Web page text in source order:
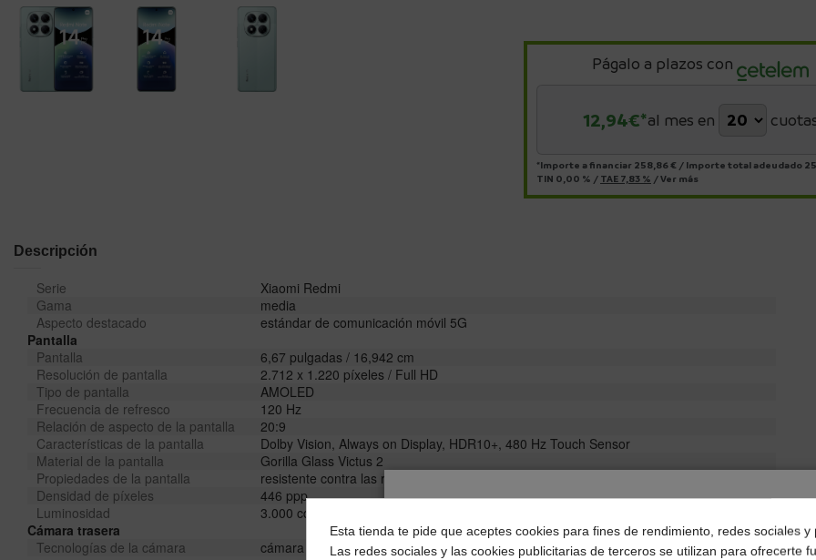
Págalo a plazos con
12,94€*al mes en
*Importe a financiar 258,86 € / Importe total adeudado
TIN 0,00 % / TAE 7,83 % /Ver más
Descripción
Serie
Xiaomi Redmi
Gama
media
Aspecto destacado
estándar de comunicación móvil 5G
Pantalla
Pantalla
6,67 pulgadas / 16,942 cm
Resolución de pantalla
2.712 x 1.220 píxeles / Full HD
Tipo de pantalla
AMOLED
Frecuencia de refresco
120 Hz
Relación de aspecto de la pantalla
20:9
Características de la pantalla
Dolby Vision, Always on Display, HDR10+, 480 Hz Touch Sensor
Material de la pantalla
Gorilla Glass Victus 2
Propiedades de la pantalla
resistente contra las rayaduras
Densidad de píxeles
446 ppp
Luminosidad
3.000 cd/m²
Cámara trasera
Tecnologías de la cámara
cámara triple, estabilizador óptico, vídeo 4K
¿Dónde deseas recibir tu pedido?
Selecciona tu ubicación para mostrarte los precios e
Esta tienda te pide que aceptes cookies para fines de rendimiento, redes sociales y
Las redes sociales y las cookies publicitarias de terceros se utilizan para ofrecerte